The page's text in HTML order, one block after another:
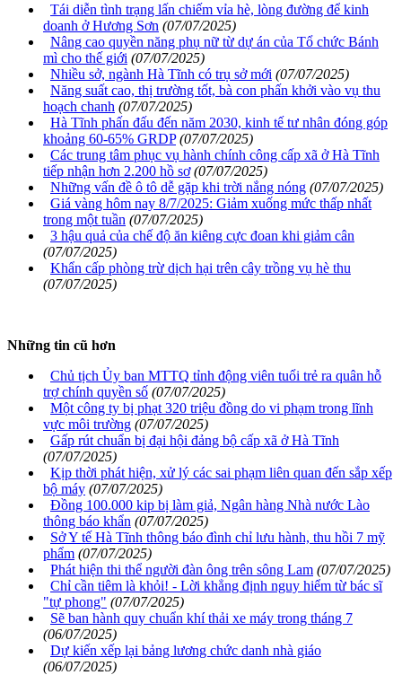
Tái diễn tình trạng lấn chiếm vỉa hè, lòng đường để kinh
doanh ở Hương Sơn (07/07/2025)
Nâng cao quyền năng phụ nữ từ dự án của Tổ chức Bánh
mì cho thế giới (07/07/2025)
Nhiều sở, ngành Hà Tĩnh có trụ sở mới (07/07/2025)
Năng suất cao, thị trường tốt, bà con phấn khởi vào vụ thu
hoạch chanh (07/07/2025)
Hà Tĩnh phấn đấu đến năm 2030, kinh tế tư nhân đóng góp
khoảng 60-65% GRDP (07/07/2025)
Các trung tâm phục vụ hành chính công cấp xã ở Hà Tĩnh
tiếp nhận hơn 2.200 hồ sơ (07/07/2025)
Những vấn đề ô tô dễ gặp khi trời nắng nóng (07/07/2025)
Giá vàng hôm nay 8/7/2025: Giảm xuống mức thấp nhất
trong một tuần (07/07/2025)
3 hậu quả của chế độ ăn kiêng cực đoan khi giảm cân
(07/07/2025)
Khẩn cấp phòng trừ dịch hại trên cây trồng vụ hè thu
(07/07/2025)
Những tin cũ hơn
Chủ tịch Ủy ban MTTQ tỉnh động viên tuổi trẻ ra quân hỗ
trợ chính quyền số (07/07/2025)
Một công ty bị phạt 320 triệu đồng do vi phạm trong lĩnh
vực môi trường (07/07/2025)
Gấp rút chuẩn bị đại hội đảng bộ cấp xã ở Hà Tĩnh
(07/07/2025)
Kịp thời phát hiện, xử lý các sai phạm liên quan đến sắp xếp
bộ máy (07/07/2025)
Đồng 100.000 kip bị làm giả, Ngân hàng Nhà nước Lào
thông báo khẩn (07/07/2025)
Sở Y tế Hà Tĩnh thông báo đình chỉ lưu hành, thu hồi 7 mỹ
phẩm (07/07/2025)
Phát hiện thi thể người đàn ông trên sông Lam (07/07/2025)
Chỉ cần tiêm là khỏi! - Lời khẳng định nguy hiểm từ bác sĩ
"tự phong" (07/07/2025)
Sẽ ban hành quy chuẩn khí thải xe máy trong tháng 7
(06/07/2025)
Dự kiến xếp lại bảng lương chức danh nhà giáo
(06/07/2025)